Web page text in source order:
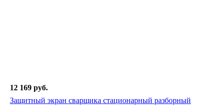
12 169 руб.
Защитный экран сварщика стационарный разборный